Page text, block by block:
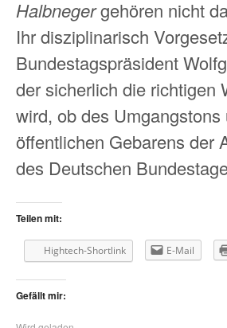
Halbnegergehören nicht
Ihr disziplinarisch
Bundestagspräsident
der sicherlich die richtigen
wird, ob des Umgangstons
öffentlichen Gebarens der
des Deutschen
Teilen mit:
Hightech-Shortlink E-Mail
Gefällt mir: